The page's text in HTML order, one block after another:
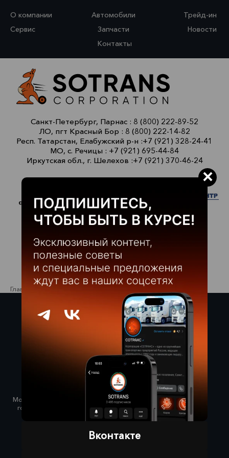
О компании Автомобили
Трейд-ин
Сервис
Запчасти
Новости
Контакты
Санкт-Петербург, Парнас : 8 (800) 222-89-52
ЛО, пгт Красный Бор : 8 (800) 222-14-82
Респ. Татарстан, Елабужский р-н :+7 (921) 328-24-41
МО, с. Речицы : +7 (921) 695-44-84
Иркутская обл., г. Шелехов :+7 (921) 370-46-24
Главная Сервис Техническое обслуживание
Красный Бор,
СПб, Парнас,
ул. Верхняя, д. 16
8 800 222-89-52
Московская область, Раменский
городской округ, село Речицы,
Совхозная улица, 45
+7 (921) 695-44-84
Кузовной ремонт:
+7 (921) 350-66-42
×
Вконтакте